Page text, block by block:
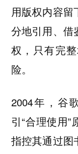
用版权内容
分地引用、借
权，只有完
险。
2004年，谷
引“合理使用
指控其通过图